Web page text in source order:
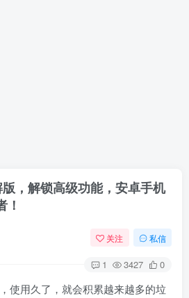
，解锁高级功能，安卓手机
！
关注 私信
1 3427 0
使用久了，就会积累越来越多的垃